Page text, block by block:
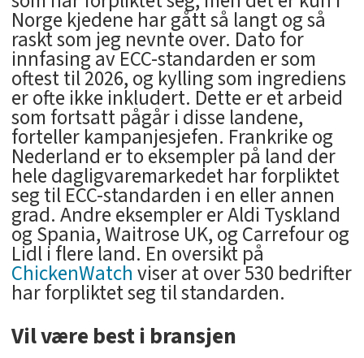
Norge kjedene har gått så langt og så
raskt som jeg nevnte over. Dato for
innfasing av ECC-standarden er som
oftest til 2026, og kylling som ingrediens
er ofte ikke inkludert. Dette er et arbeid
som fortsatt pågår i disse landene,
forteller kampanjesjefen. Frankrike og
Nederland er to eksempler på land der
hele dagligvaremarkedet har forpliktet
seg til ECC-standarden i en eller annen
grad. Andre eksempler er Aldi Tyskland
og Spania, Waitrose UK, og Carrefour og
Lidl i flere land. En oversikt på
ChickenWatchviser at over 530 bedrifter
har forpliktet seg til standarden.
Vil være best i bransjen